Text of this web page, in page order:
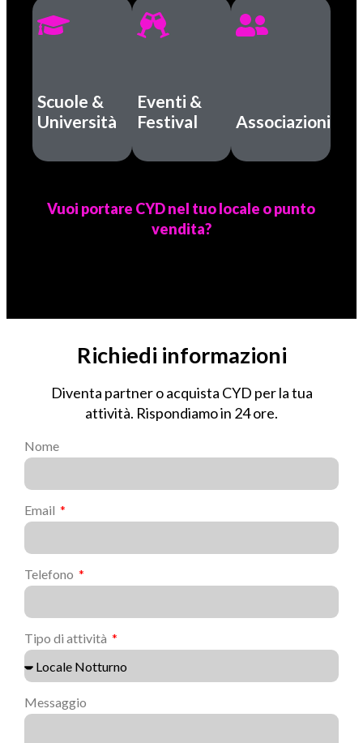
Scuole &
Università
Eventi &
Festival
Associazioni
Vuoi portare CYD nel tuo locale o punto
vendita?
Richiedi informazioni
Diventa partner o acquista CYD per la tua
attività. Rispondiamo in 24 ore.
Nome
Email
Telefono
Tipo di attività
Messaggio